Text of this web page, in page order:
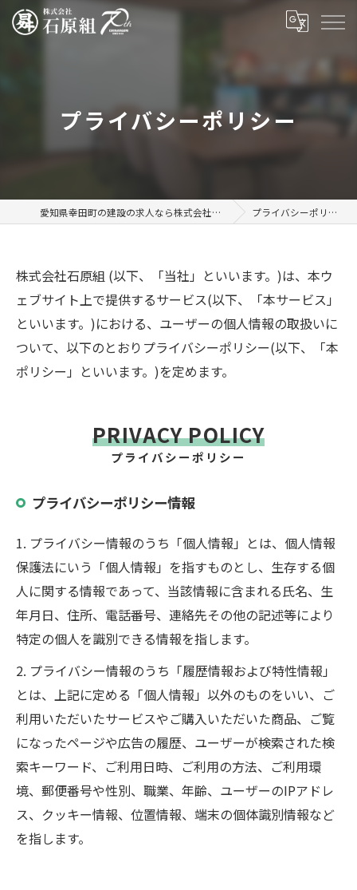
プライバシーポリシー
愛知県幸田町の建設の求人なら株式会社石原組 プライバシーポリシー
株式会社石原組 (以下、「当社」といいます。)は、本ウ
ェブサイト上で提供するサービス(以下、「本サービス」
といいます。)における、ユーザーの個人情報の取扱いに
ついて、以下のとおりプライバシーポリシー(以下、「本
ポリシー」といいます。)を定めます。
プライバシーポリシー
PRIVACY POLICY
プライバシーポリシー情報
1. プライバシー情報のうち「個人情報」とは、個人情報
保護法にいう「個人情報」を指すものとし、生存する個
人に関する情報であって、当該情報に含まれる氏名、生
年月日、住所、電話番号、連絡先その他の記述等により
特定の個人を識別できる情報を指します。
2. プライバシー情報のうち「履歴情報および特性情報」
とは、上記に定める「個人情報」以外のものをいい、ご
利用いただいたサービスやご購入いただいた商品、ご覧
になったページや広告の履歴、ユーザーが検索された検
索キーワード、ご利用日時、ご利用の方法、ご利用環
境、郵便番号や性別、職業、年齢、ユーザーのIPアドレ
ス、クッキー情報、位置情報、端末の個体識別情報など
を指します。